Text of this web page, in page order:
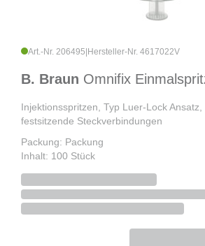
Art.-Nr. 206495 Hersteller-Nr. 4617022V
B. Braun Omnifix
Injektionsspritzen, Typ Luer-Lock
festsitzende Steckverbindungen
Packung: Packung
Inhalt: 100 Stück